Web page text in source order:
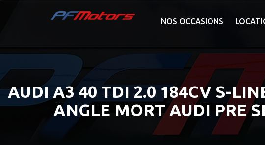
NOS OCCASIONS
AUDI A3 40 TDI 2.0 184CV S-
ANGLE MORT AUDI PRE